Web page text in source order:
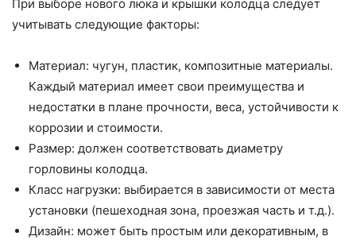
При выборе нового люка и крышки колодца следует
учитывать следующие факторы:
Материал: чугун, пластик, композитные материалы.
Каждый материал имеет свои преимущества и
недостатки в плане прочности, веса, устойчивости к
коррозии и стоимости.
Размер: должен соответствовать диаметру
горловины колодца.
Класс нагрузки: выбирается в зависимости от места
установки (пешеходная зона, проезжая часть и т.д.).
Дизайн: может быть простым или декоративным, в